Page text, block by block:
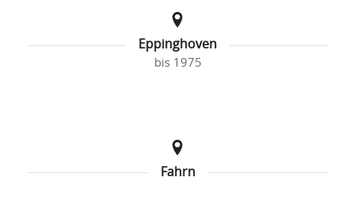
Eppinghoven
bis 1975
Fahrn